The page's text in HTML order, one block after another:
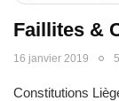
Faillites &
16 janvier 2019
Constitutions